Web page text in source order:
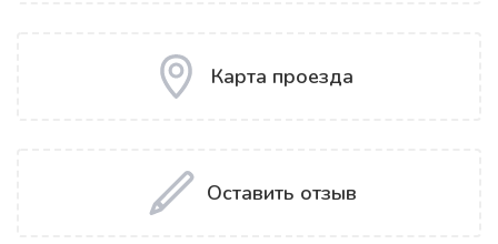
Карта проезда
Оставить отзыв